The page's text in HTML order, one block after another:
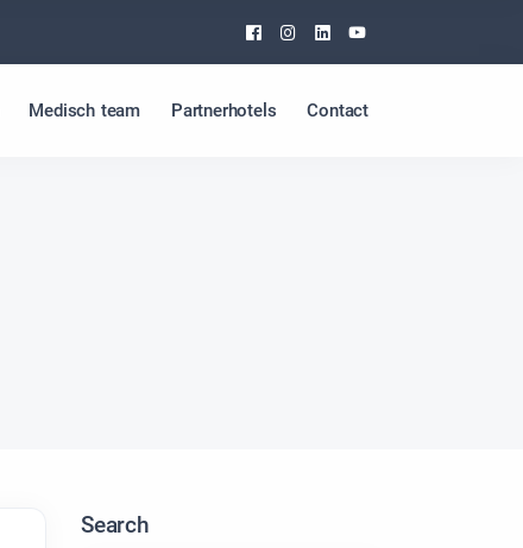
Facebook
Instagram
Linkedin
Youtube
Medisch team Partnerhotels Contact
Search